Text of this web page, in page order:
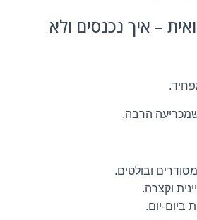
– איך נכנסים ולא
הרבה.
ובולטים.
וקצרה.
ביום-יום.